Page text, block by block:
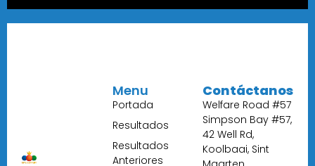
Menu
Portada
Resultados
Resultados
Anteriores
Contáctanos
Welfare Road #57
Simpson Bay #57,
42 Well Rd,
Koolbaai, Sint